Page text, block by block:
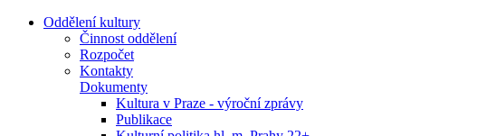
Oddělení kultury
Činnost oddělení
Rozpočet
Kontakty
Dokumenty
Kultura v Praze - výroční zprávy
Publikace